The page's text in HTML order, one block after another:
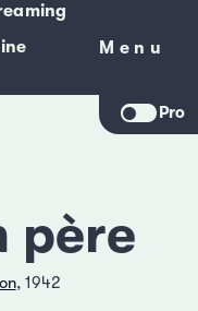
Menu
Menu
Pro
père
, 1942